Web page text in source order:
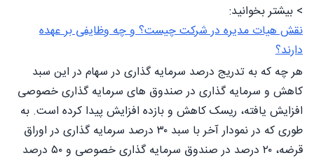
> بیشتر بخوانید:
نقش هیات مدیره در شرکت چیست؟ و چه وظایفی بر عهده
دارند؟
هر چه که به تدریج درصد سرمایه گذاری در سهام در این سبد
کاهش و سرمایه گذاری در صندوق های سرمایه گذاری خصوصی
افزایش یافته، ریسک کاهش و بازده افزایش پیدا کرده است. به
طوری که در نمودار آخر با سبد ۳۰ درصد سرمایه گذاری در اوراق
قرضه، ۲۰ درصد در صندوق سرمایه گذاری خصوصی و ۵۰ درصد